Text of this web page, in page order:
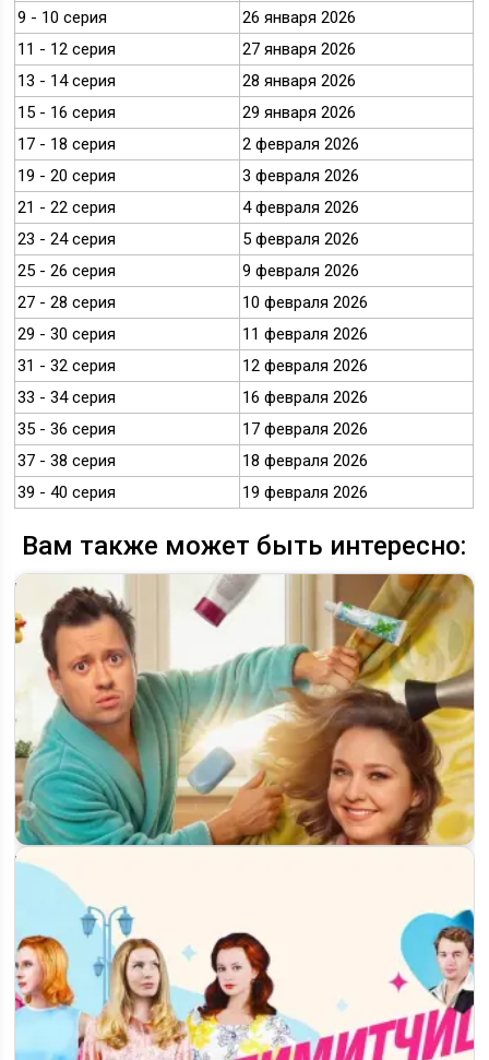
9 - 10 серия
26 января 2026
11 - 12 серия
27 января 2026
13 - 14 серия
28 января 2026
15 - 16 серия
29 января 2026
17 - 18 серия
2 февраля 2026
19 - 20 серия
3 февраля 2026
21 - 22 серия
4 февраля 2026
23 - 24 серия
5 февраля 2026
25 - 26 серия
9 февраля 2026
27 - 28 серия
10 февраля 2026
29 - 30 серия
11 февраля 2026
31 - 32 серия
12 февраля 2026
33 - 34 серия
16 февраля 2026
35 - 36 серия
17 февраля 2026
37 - 38 серия
18 февраля 2026
39 - 40 серия
19 февраля 2026
Вам также может быть интересно:
Когда выйдет 11 сезон «СашаТаня» на ТНТ и будет ли